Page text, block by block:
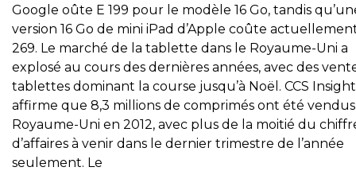
Google oûte E 199 pour le modèle 16 Go, tandis
version 16 Go de mini iPad d’Apple coûte
269. Le marché de la tablette dans le Royaume-Uni a
explosé au cours des dernières années, avec des
tablettes dominant la course jusqu’à Noël. CCS Insight
affirme que 8,3 millions de comprimés ont été
Royaume-Uni en 2012, avec plus de la moitié du
d’affaires à venir dans le dernier trimestre de l’année
seulement. Le